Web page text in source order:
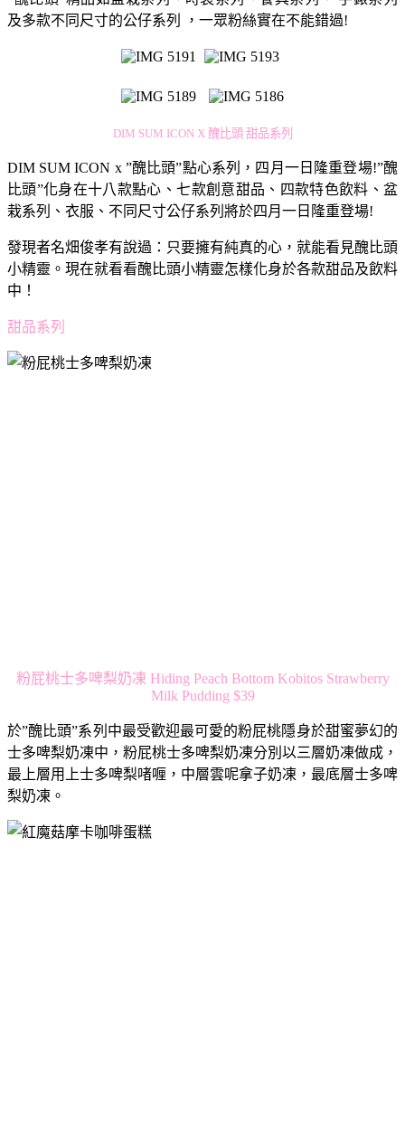
及多款不同尺寸的公仔系列 ，一眾粉絲實在不能錯過!
DIM SUM ICON X 醜比頭 甜品系列
DIM SUM ICON x ”醜比頭”點心系列，四月一日隆重登場!”醜
比頭”化身在十八款點心、七款創意甜品、四款特色飲料、盆
栽系列、衣服、不同尺寸公仔系列將於四月一日隆重登場!
發現者名畑俊孝有說過：只要擁有純真的心，就能看見醜比頭
小精靈。現在就看看醜比頭小精靈怎樣化身於各款甜品及飲料
中！
甜品系列
粉屁桃士多啤梨奶凍 Hiding Peach Bottom Kobitos Strawberry
Milk Pudding $39
於”醜比頭”系列中最受歡迎最可愛的粉屁桃隱身於甜蜜夢幻的
士多啤梨奶凍中，粉屁桃士多啤梨奶凍分別以三層奶凍做成，
最上層用上士多啤梨啫喱，中層雲呢拿子奶凍，最底層士多啤
梨奶凍。